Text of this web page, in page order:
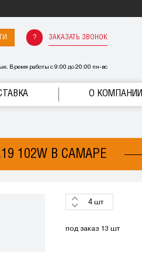
ЗАКАЗАТЬ ЗВОНОК
Время работы с 9:00 до 20:00 пн-вс
О КОМПАНИИ
102W В САМАРЕ
шт
под заказ 13 шт